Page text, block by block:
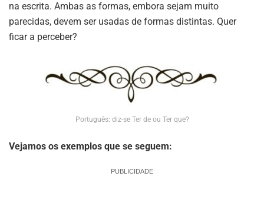
na escrita. Ambas as formas, embora sejam muito
parecidas, devem ser usadas de formas distintas. Quer
ficar a perceber?
Português: diz-se Ter de ou Ter que?
Vejamos os exemplos que se seguem:
PUBLICIDADE